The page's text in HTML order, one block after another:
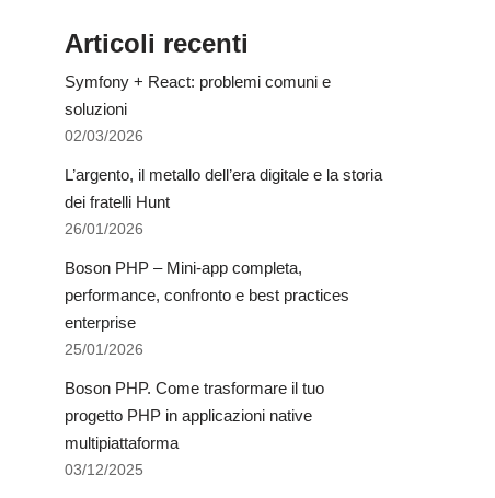
Articoli recenti
Symfony + React: problemi comuni e
soluzioni
02/03/2026
L’argento, il metallo dell’era digitale e la storia
dei fratelli Hunt
26/01/2026
Boson PHP – Mini-app completa,
performance, confronto e best practices
enterprise
25/01/2026
Boson PHP. Come trasformare il tuo
progetto PHP in applicazioni native
multipiattaforma
03/12/2025